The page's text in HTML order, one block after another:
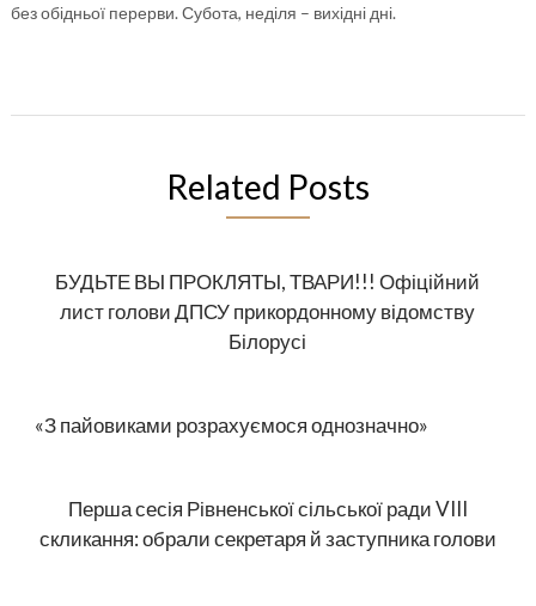
без обідньої перерви. Субота, неділя – вихідні дні.
Related Posts
БУДЬТЕ ВЫ ПРОКЛЯТЫ, ТВАРИ!!! Офіційний
лист голови ДПСУ прикордонному відомству
Білорусі
«З пайовиками розрахуємося однозначно»
Перша сесія Рівненської сільської ради VIII
скликання: обрали секретаря й заступника голови